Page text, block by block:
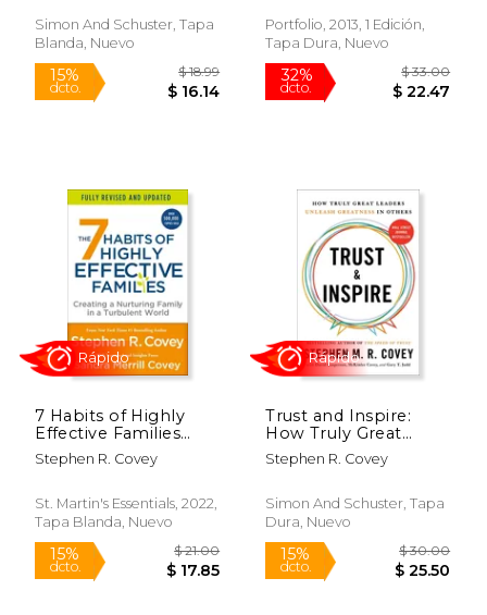
Series) (en Inglés)
Simon And Schuster, Tapa
Blanda, Nuevo
Rápido
Portfolio, 2013, 1 Edición,
Tapa Dura, Nuevo
Rápido
7 Habits of Highly
Effective Families
(Fully Revised and
Updated) (en Inglés)
Stephen R. Covey
St. Martin's Essentials, 2022,
Tapa Blanda, Nuevo
Trust and Inspire:
How Truly Great
Leaders Unleash
Greatness in Others
Stephen R. Covey
Simon And Schuster, Tapa
Dura, Nuevo